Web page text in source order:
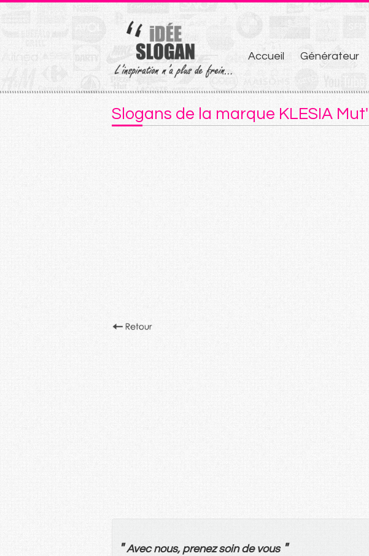
Aller
au
contenu
Accueil Générateur
Slogans de la marque KLESIA Mut'
" Avec nous, prenez soin de vous "